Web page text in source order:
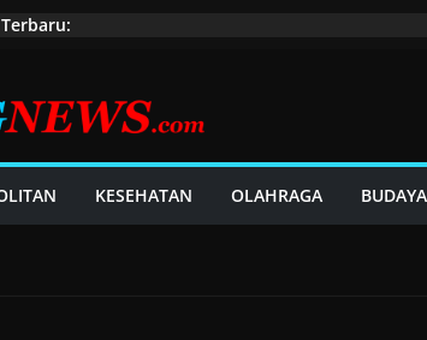
Terbaru:
KESEHATAN OLAHRAGA BUDAYA